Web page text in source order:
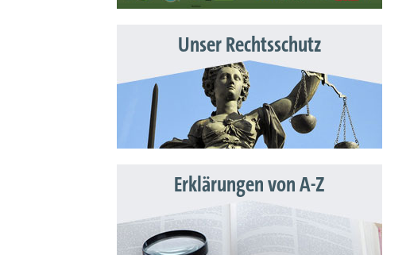
Unser Rechtsschutz
Erklärungen von A-Z